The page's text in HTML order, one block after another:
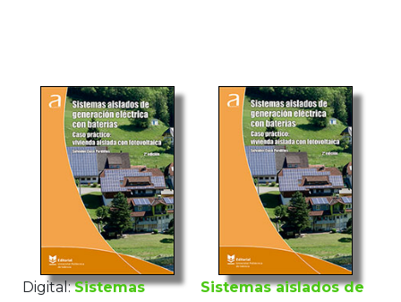
Digital: Sistemas
Sistemas aislados de